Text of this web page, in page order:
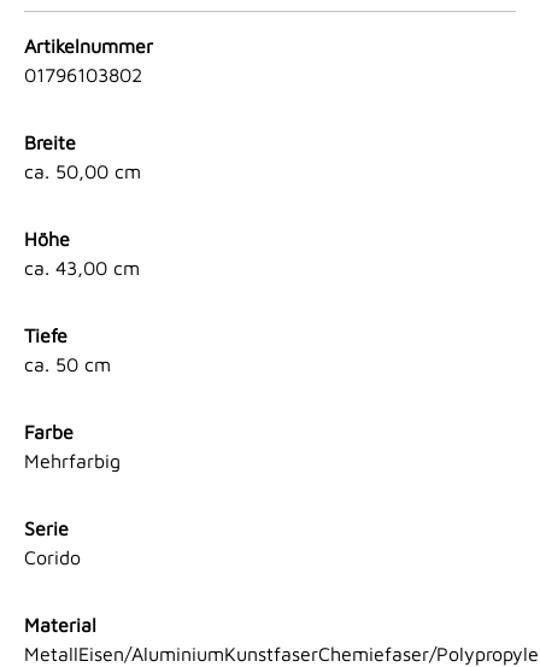
Artikelnummer
01796103802
Breite
ca. 50,00 cm
Höhe
ca. 43,00 cm
Tiefe
ca. 50 cm
Farbe
Mehrfarbig
Serie
Corido
Material
MetallEisen/AluminiumKunstfaserChemiefaser/